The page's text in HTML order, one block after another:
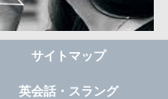
サイトマップ
英会話・スラング